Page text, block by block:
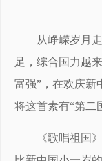
从峥嵘岁月
足，综合国力越
富强”，在欢庆新
将这首素有“第二
《歌唱祖国